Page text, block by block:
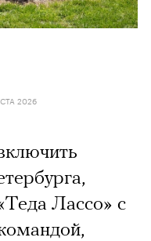
2026
Лассо» с